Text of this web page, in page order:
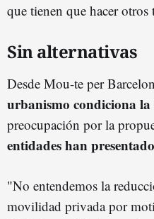
que tienen que hacer
Sin alternativas
Desde Mou-te per
urbanismo condiciona
preocupación por la
entidades han
"No entendemos la
movilidad privada por